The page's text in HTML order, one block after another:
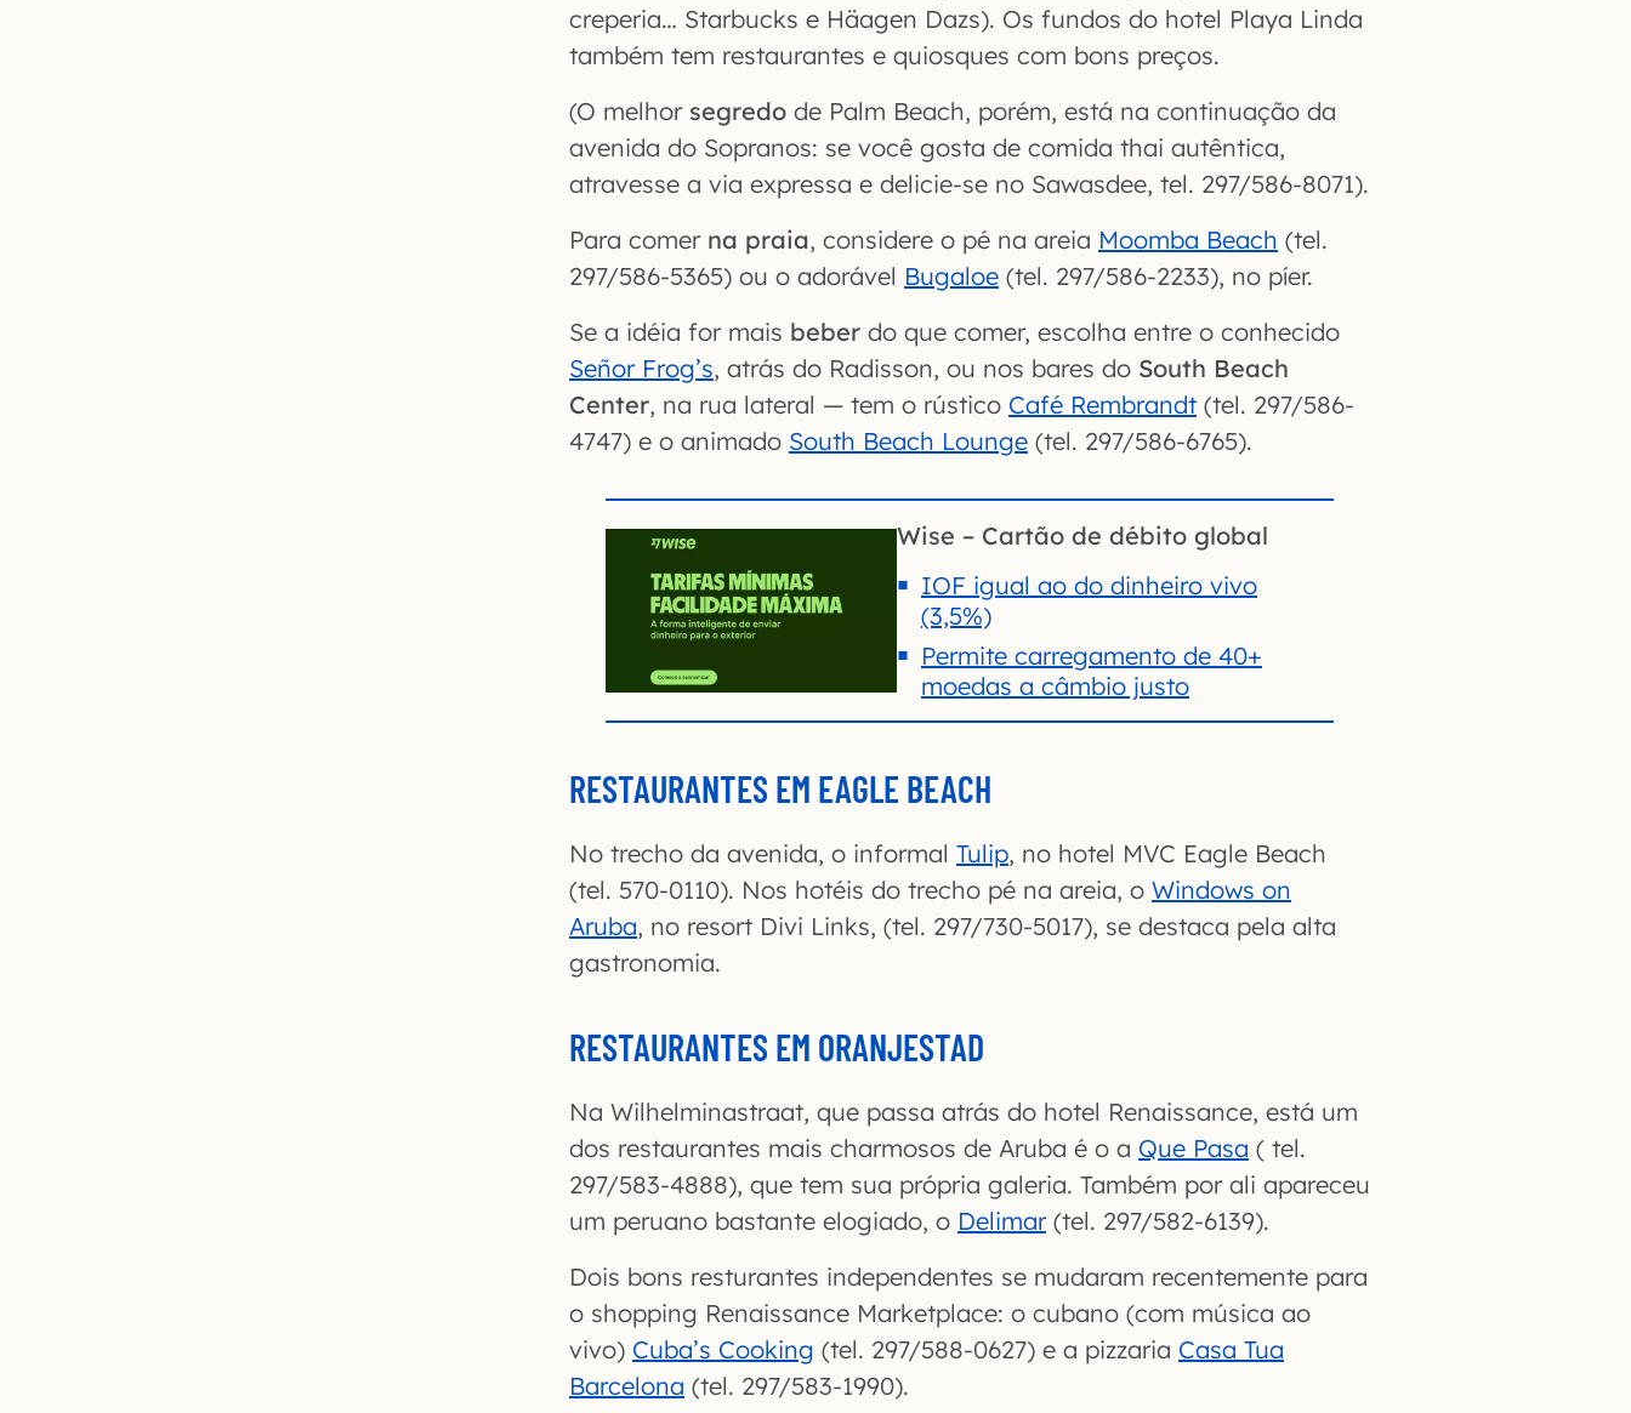
creperia… Starbucks e Häagen Dazs). Os fundos do hotel Playa Linda
também tem restaurantes e quiosques com bons preços.
(O melhor segredo de Palm Beach, porém, está na continuação da
avenida do Sopranos: se você gosta de comida thai autêntica,
atravesse a via expressa e delicie-se no Sawasdee, tel. 297/586-8071).
Para comer na praia, considere o pé na areia Moomba Beach (tel.
297/586-5365) ou o adorável Bugaloe (tel. 297/586-2233), no píer.
Se a idéia for mais beber do que comer, escolha entre o conhecido
Señor Frog’s, atrás do Radisson, ou nos bares do South Beach
Center, na rua lateral — tem o rústico Café Rembrandt (tel. 297/586-
4747) e o animado South Beach Lounge (tel. 297/586-6765).
Wise – Cartão de débito global
IOF igual ao do dinheiro vivo
(3,5%)
Permite carregamento de 40+
moedas a câmbio justo
RESTAURANTES EM EAGLE BEACH
No trecho da avenida, o informal Tulip, no hotel MVC Eagle Beach
(tel. 570-0110). Nos hotéis do trecho pé na areia, o Windows on
Aruba, no resort Divi Links, (tel. 297/730-5017), se destaca pela alta
gastronomia.
RESTAURANTES EM ORANJESTAD
Na Wilhelminastraat, que passa atrás do hotel Renaissance, está um
dos restaurantes mais charmosos de Aruba é o a Que Pasa ( tel.
297/583-4888), que tem sua própria galeria. Também por ali apareceu
um peruano bastante elogiado, o Delimar(tel. 297/582-6139).
Dois bons resturantes independentes se mudaram recentemente para
o shopping Renaissance Marketplace: o cubano (com música ao
vivo) Cuba’s Cooking (tel. 297/588-0627) e a pizzaria Casa Tua
Barcelona (tel. 297/583-1990).